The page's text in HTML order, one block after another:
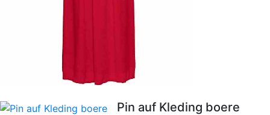
Pin auf Kleding boere